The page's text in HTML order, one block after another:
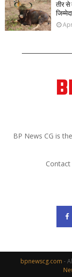
तीर से
BP News CG is
Contact
bpnewscg.com -